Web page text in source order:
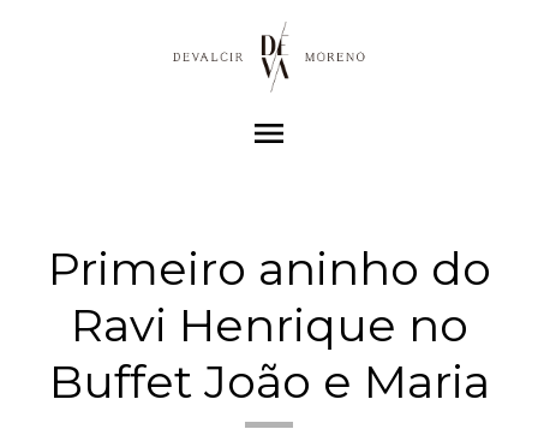
menu
Primeiro aninho do
Ravi Henrique no
Buffet João e Maria